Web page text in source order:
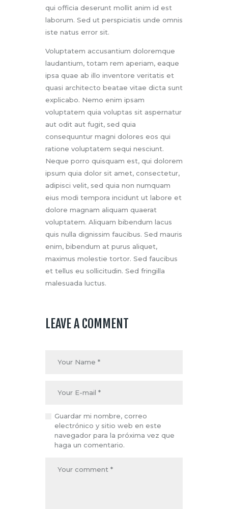
qui officia deserunt mollit anim id est
laborum. Sed ut perspiciatis unde omnis
iste natus error sit.
Voluptatem accusantium doloremque
laudantium, totam rem aperiam, eaque
ipsa quae ab illo inventore veritatis et
quasi architecto beatae vitae dicta sunt
explicabo. Nemo enim ipsam
voluptatem quia voluptas sit aspernatur
aut odit aut fugit, sed quia
consequuntur magni dolores eos qui
ratione voluptatem sequi nesciunt.
Neque porro quisquam est, qui dolorem
ipsum quia dolor sit amet, consectetur,
adipisci velit, sed quia non numquam
eius modi tempora incidunt ut labore et
dolore magnam aliquam quaerat
voluptatem. Aliquam bibendum lacus
quis nulla dignissim faucibus. Sed mauris
enim, bibendum at purus aliquet,
maximus molestie tortor. Sed faucibus
et tellus eu sollicitudin. Sed fringilla
malesuada luctus.
LEAVE A COMMENT
Guardar mi nombre, correo
electrónico y sitio web en este
navegador para la próxima vez que
haga un comentario.